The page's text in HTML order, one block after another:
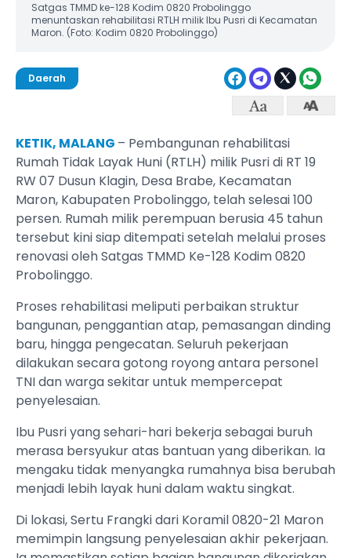
Satgas TMMD ke-128 Kodim 0820 Probolinggo
menuntaskan rehabilitasi RTLH milik Ibu Pusri di Kecamatan
Maron. (Foto: Kodim 0820 Probolinggo)
Daerah
KETIK, MALANG – Pembangunan rehabilitasi
Rumah Tidak Layak Huni (RTLH) milik Pusri di RT 19
RW 07 Dusun Klagin, Desa Brabe, Kecamatan
Maron, Kabupaten Probolinggo, telah selesai 100
persen. Rumah milik perempuan berusia 45 tahun
tersebut kini siap ditempati setelah melalui proses
renovasi oleh Satgas TMMD Ke-128 Kodim 0820
Probolinggo.
Proses rehabilitasi meliputi perbaikan struktur
bangunan, penggantian atap, pemasangan dinding
baru, hingga pengecatan. Seluruh pekerjaan
dilakukan secara gotong royong antara personel
TNI dan warga sekitar untuk mempercepat
penyelesaian.
Ibu Pusri yang sehari-hari bekerja sebagai buruh
merasa bersyukur atas bantuan yang diberikan. Ia
mengaku tidak menyangka rumahnya bisa berubah
menjadi lebih layak huni dalam waktu singkat.
Di lokasi, Sertu Frangki dari Koramil 0820-21 Maron
memimpin langsung penyelesaian akhir pekerjaan.